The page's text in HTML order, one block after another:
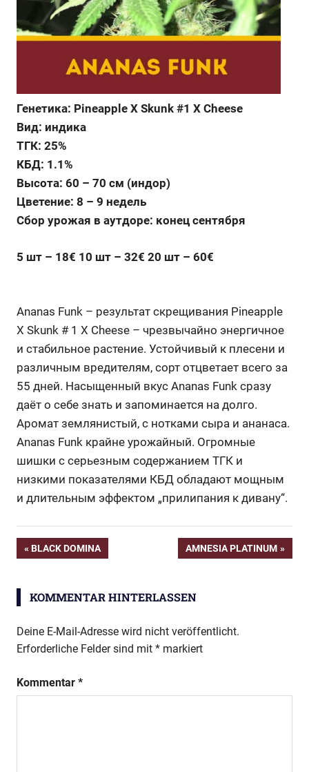
Генетика: Pineapple X Skunk #1 X Cheese
Вид: индика
ТГК: 25%
КБД: 1.1%
Высота: 60 – 70 см (индор)
Цветение: 8 – 9 недель
Сбор урожая в аутдоре: конец сентября
5 шт – 18€ 10 шт – 32€ 20 шт – 60€
Ananas Funk – результат скрещивания Pineapple
X Skunk # 1 X Cheese – чрезвычайно энергичное
и стабильное растение. Устойчивый к плесени и
различным вредителям, сорт отцветает всего за
55 дней. Насыщенный вкус Ananas Funk сразу
даёт о себе знать и запоминается на долго.
Аромат землянистый, с нотками сыра и ананаса.
Ananas Funk крайне урожайный. Огромные
шишки с серьезным содержанием ТГК и
низкими показателями КБД обладают мощным
и длительным эффектом „прилипания к дивану“.
Beitragsnavigation
VORHERIGER
BLACK DOMINA
NÄCHSTER
AMNESIA PLATINUM
KOMMENTAR HINTERLASSEN
Deine E-Mail-Adresse wird nicht veröffentlicht.
Erforderliche Felder sind mit * markiert
Kommentar *